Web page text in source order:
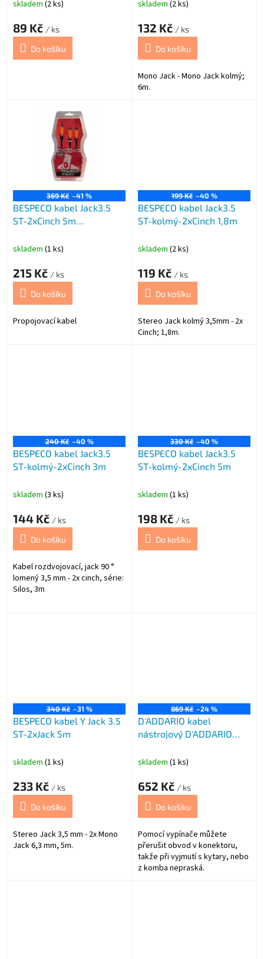
skladem (2 ks)
89 Kč / ks
Do košíku
skladem (2 ks)
132 Kč / ks
Do košíku
Mono Jack - Mono Jack kolmý;
6m.
369 Kč –41 %
BESPECO kabel Jack3.5
ST-2xCinch 5m
skladem (1 ks)
215 Kč / ks
Do košíku
Propojovací kabel
199 Kč –40 %
BESPECO kabel Jack3.5
ST-kolmý-2xCinch 1,8m
skladem (2 ks)
119 Kč / ks
Do košíku
Stereo Jack kolmý 3,5mm - 2x
Cinch; 1,8m.
240 Kč –40 %
BESPECO kabel Jack3.5
ST-kolmý-2xCinch 3m
skladem (3 ks)
144 Kč / ks
Do košíku
Kabel rozdvojovací, jack 90 °
lomený 3,5 mm - 2x cinch, série:
Silos, 3m
330 Kč –40 %
BESPECO kabel Jack3.5
ST-kolmý-2xCinch 5m
skladem (1 ks)
198 Kč / ks
Do košíku
340 Kč –31 %
BESPECO kabel Y Jack 3.5
ST-2xJack 5m
skladem (1 ks)
233 Kč / ks
Do košíku
Stereo Jack 3,5 mm - 2x Mono
Jack 6,3 mm, 5m.
869 Kč –24 %
D'ADDARIO kabel
nástrojový D'ADDARIO
skladem (1 ks)
652 Kč / ks
Do košíku
Pomocí vypínače můžete
přerušit obvod v konektoru,
takže při vyjmutí s kytary, nebo
z komba nepraská.